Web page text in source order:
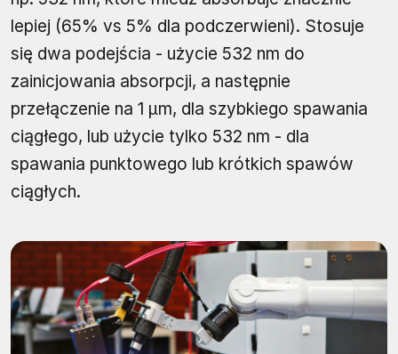
lepiej (65% vs 5% dla podczerwieni). Stosuje
się dwa podejścia - użycie 532 nm do
zainicjowania absorpcji, a następnie
przełączenie na 1 μm, dla szybkiego spawania
ciągłego, lub użycie tylko 532 nm - dla
spawania punktowego lub krótkich spawów
ciągłych.